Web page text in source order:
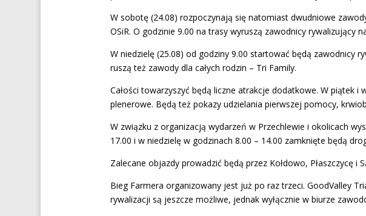
W sobotę (24.08) rozpoczynają się natomiast dwudniowe
OSiR. O godzinie 9.00 na trasy wyruszą zawodnicy
W niedzielę (25.08) od godziny 9.00 startować będą zawodnicy
ruszą też zawody dla całych rodzin – Tri Family.
Całości towarzyszyć będą liczne atrakcje dodatkowe. W piątek
plenerowe. Będą też pokazy udzielania pierwszej pomocy,
W związku z organizacją wydarzeń w Przechlewie i okolicach
17.00 i w niedzielę w godzinach 8.00 – 14.00 zamknięte będą
Zalecane objazdy prowadzić będą przez Kołdowo, Płaszczycę i
Bieg Farmera organizowany jest już po raz trzeci. GoodValley
rywalizacji są jeszcze możliwe, jednak wyłącznie w biurze